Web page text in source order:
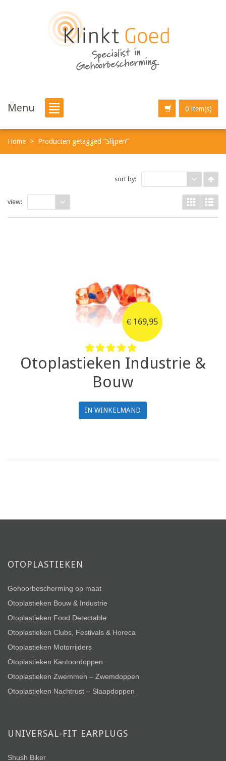
Menu 0 item(s)
Home > Producten getagged “Slijpen”
sort by:
view:
€ 169,95
Otoplastieken Industrie &
Bouw
IN WINKELMAND
OTOPLASTIEKEN
Gehoorbescherming op maat
Otoplastieken Bouw & Industrie
Otoplastieken Food Detectable
Otoplastieken Clubs, Festivals & Horeca
Otoplastieken Motorrijders
Otoplastieken Kantoordoppen
Otoplastieken Zwemmen – Zwemdoppen
Otoplastieken Nachtrust – Slaapdoppen
UNIVERSAL-FIT EARPLUGS
Shush Biker